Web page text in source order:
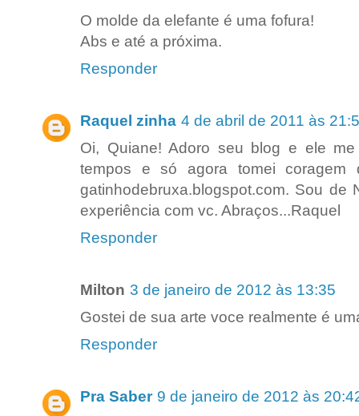
O molde da elefante é uma fofura!
Abs e até a próxima.
Responder
Raquel zinha 4 de abril de 2011 às
Oi, Quiane! Adoro seu blog e ele
tempos e só agora tomei
gatinhodebruxa.blogspot.com. Sou de
experiência com vc. Abraços...Raquel
Responder
Milton 3 de janeiro de 2012 às 13:35
Gostei de sua arte voce realmente é
Responder
Pra Saber 9 de janeiro de 2012 às